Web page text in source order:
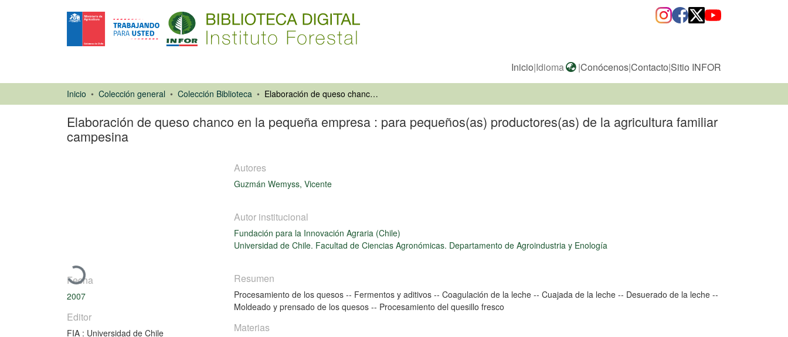
Inicio|Idioma |Conócenos|Contacto|Sitio INFOR
Inicio Colección general Colección Biblioteca Elaboración de queso chanco en la pequeña empresa : para pequeños(as) productores(as) de la agricultura familiar campesina
Elaboración de queso chanco en la pequeña empresa : para pequeños(as) productores(as) de la agricultura familiar
campesina
Cargando...
Fecha
2007
Editor
FIA : Universidad de Chile
Autores
Guzmán Wemyss, Vicente
Autor institucional
Fundación para la Innovación Agraria (Chile)
Universidad de Chile. Facultad de Ciencias Agronómicas. Departamento de Agroindustria y Enología
Resumen
Procesamiento de los quesos -- Fermentos y aditivos -- Coagulación de la leche -- Cuajada de la leche -- Desuerado de la leche --
Moldeado y prensado de los quesos -- Procesamiento del quesillo fresco
Materias